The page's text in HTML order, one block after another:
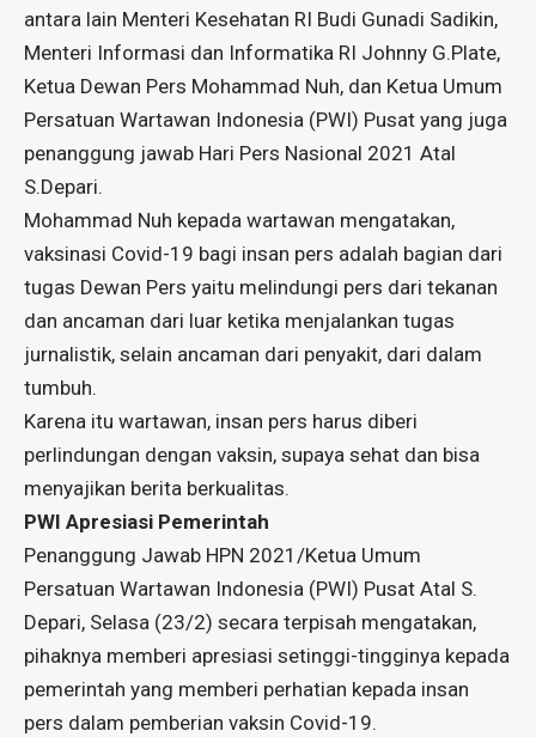
antara lain Menteri Kesehatan RI Budi Gunadi Sadikin,
Menteri Informasi dan Informatika RI Johnny G.Plate,
Ketua Dewan Pers Mohammad Nuh, dan Ketua Umum
Persatuan Wartawan Indonesia (PWI) Pusat yang juga
penanggung jawab Hari Pers Nasional 2021 Atal
S.Depari.
Mohammad Nuh kepada wartawan mengatakan,
vaksinasi Covid-19 bagi insan pers adalah bagian dari
tugas Dewan Pers yaitu melindungi pers dari tekanan
dan ancaman dari luar ketika menjalankan tugas
jurnalistik, selain ancaman dari penyakit, dari dalam
tumbuh.
Karena itu wartawan, insan pers harus diberi
perlindungan dengan vaksin, supaya sehat dan bisa
menyajikan berita berkualitas.
PWI Apresiasi Pemerintah
Penanggung Jawab HPN 2021/Ketua Umum
Persatuan Wartawan Indonesia (PWI) Pusat Atal S.
Depari, Selasa (23/2) secara terpisah mengatakan,
pihaknya memberi apresiasi setinggi-tingginya kepada
pemerintah yang memberi perhatian kepada insan
pers dalam pemberian vaksin Covid-19.